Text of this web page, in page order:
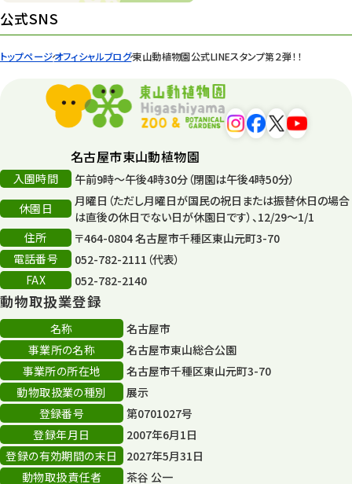
トップページオフィシャルブログ東山動植物園公式LINEスタンプ第２弾！！
遊園地 6
平和公園
再生
再生フォーラム 14
80周年
その他
その他イベント
スカイタワー
年末年始のイベント
秋まつり
公式SNS
名古屋市東山動植物園
入園時間
午前9時～午後4時30分（閉園は午後4時50分）
休園日
月曜日（ただし月曜日が国民の祝日または振替休日の場合
は直後の休日でない日が休園日です）、12/29～1/1
住所
〒464-0804 名古屋市千種区東山元町3-70
電話番号
052-782-2111（代表）
FAX
052-782-2140
動物取扱業登録
名称
名古屋市
事業所の名称
名古屋市東山総合公園
事業所の所在地
名古屋市千種区東山元町3-70
動物取扱業の種別
展示
登録番号
第0701027号
登録年月日
2007年6月1日
登録の有効期間の末日
2027年5月31日
動物取扱責任者
茶谷 公一